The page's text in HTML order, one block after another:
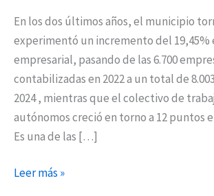
En los dos últimos años, el municipio
experimentó un incremento del 19,45%
empresarial, pasando de las 6.700
contabilizadas en 2022 a un total de
2024 , mientras que el colectivo de
autónomos creció en torno a 12 puntos
Es una de las […]
Leer más »